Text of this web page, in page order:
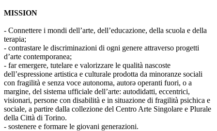
MISSION
- Connettere i mondi dell’arte, dell’educazione, della scuola e della
terapia;
- contrastare le discriminazioni di ogni genere attraverso progetti
d’arte contemporanea;
- far emergere, tutelare e valorizzare le qualità nascoste
dell’espressione artistica e culturale prodotta da minoranze sociali
con fragilità e senza voce autonoma, autorə operanti fuori, o a
margine, del sistema ufficiale dell’arte: autodidatti, eccentrici,
visionari, persone con disabilità e in situazione di fragilità psichica e
sociale, a partire dalla collezione del Centro Arte Singolare e Plurale
della Città di Torino.
- sostenere e formare le giovani generazioni.